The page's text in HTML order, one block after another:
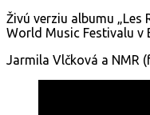
Živú verziu albumu „Les
World Music Festivalu v
Jarmila Vlčková a NMR